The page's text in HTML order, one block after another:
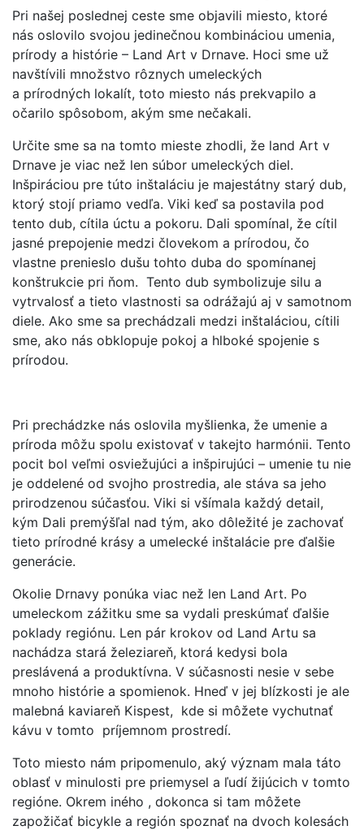
Pri našej poslednej ceste sme objavili miesto, ktoré
nás oslovilo svojou jedinečnou kombináciou umenia,
prírody a histórie – Land Art v Drnave. Hoci sme už
navštívili množstvo rôznych umeleckých
a prírodných lokalít, toto miesto nás prekvapilo a
očarilo spôsobom, akým sme nečakali.
Určite sme sa na tomto mieste zhodli, že land Art v
Drnave je viac než len súbor umeleckých diel.
Inšpiráciou pre túto inštaláciu je majestátny starý dub,
ktorý stojí priamo vedľa. Viki keď sa postavila pod
tento dub, cítila úctu a pokoru. Dali spomínal, že cítil
jasné prepojenie medzi človekom a prírodou, čo
vlastne prenieslo dušu tohto duba do spomínanej
konštrukcie pri ňom. Tento dub symbolizuje silu a
vytrvalosť a tieto vlastnosti sa odrážajú aj v samotnom
diele. Ako sme sa prechádzali medzi inštaláciou, cítili
sme, ako nás obklopuje pokoj a hlboké spojenie s
prírodou.
Pri prechádzke nás oslovila myšlienka, že umenie a
príroda môžu spolu existovať v takejto harmónii. Tento
pocit bol veľmi osviežujúci a inšpirujúci – umenie tu nie
je oddelené od svojho prostredia, ale stáva sa jeho
prirodzenou súčasťou. Viki si všímala každý detail,
kým Dali premýšľal nad tým, ako dôležité je zachovať
tieto prírodné krásy a umelecké inštalácie pre ďalšie
generácie.
Okolie Drnavy ponúka viac než len Land Art. Po
umeleckom zážitku sme sa vydali preskúmať ďalšie
poklady regiónu. Len pár krokov od Land Artu sa
nachádza stará železiareň, ktorá kedysi bola
preslávená a produktívna. V súčasnosti nesie v sebe
mnoho histórie a spomienok. Hneď v jej blízkosti je ale
malebná kaviareň Kispest, kde si môžete vychutnať
kávu v tomto príjemnom prostredí.
Toto miesto nám pripomenulo, aký význam mala táto
oblasť v minulosti pre priemysel a ľudí žijúcich v tomto
regióne. Okrem iného , dokonca si tam môžete
zapožičať bicykle a región spoznať na dvoch kolesách